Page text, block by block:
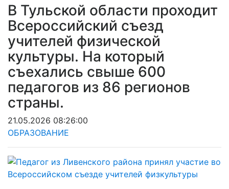
В Тульской области проходит
Всероссийский съезд
учителей физической
культуры. На который
съехались свыше 600
педагогов из 86 регионов
страны.
21.05.2026 08:26:00
ОБРАЗОВАНИЕ